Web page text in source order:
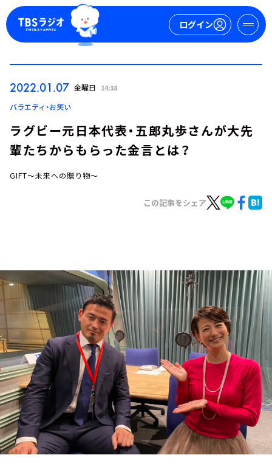
ログイン
ログイン
お知らせ
イベント・グッズ
YouTube
会社情報
2022.01.07 金曜日 14:38
バラエティ・お笑い
ラグビー元日本代表・五郎丸歩さんが大先
輩たちからもらった金言とは？
GIFT～未来への贈り物～
この記事をシェア